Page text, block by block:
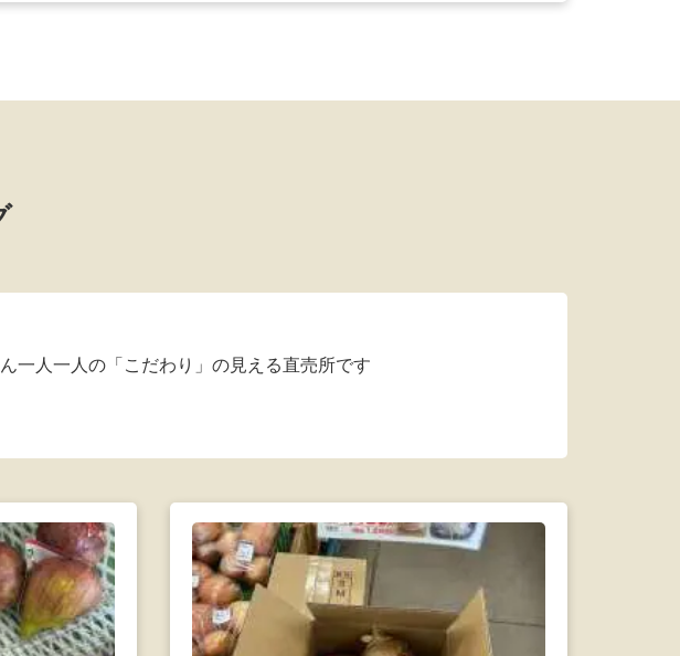
一人一人の「こだわり」の見える直売所です